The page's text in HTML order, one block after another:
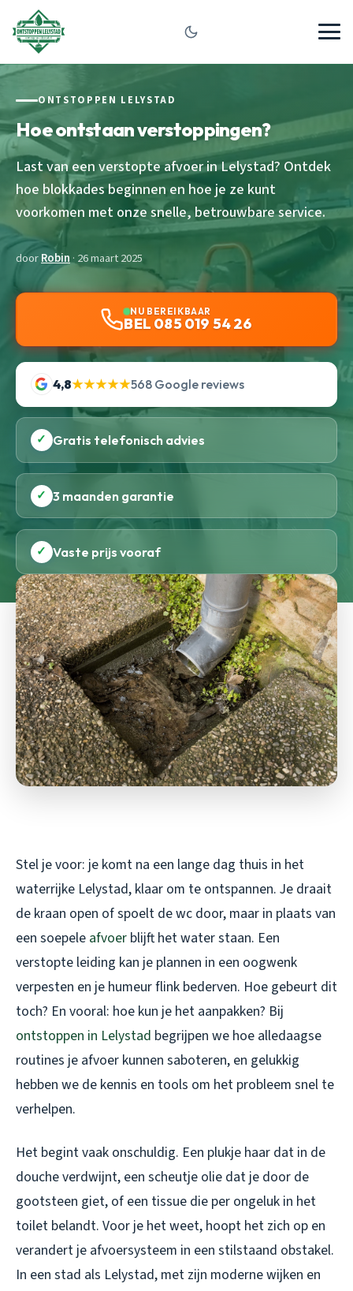
ONTSTOPPEN LELYSTAD
Hoe ontstaan verstoppingen?
Last van een verstopte afvoer in Lelystad? Ontdek
hoe blokkades beginnen en hoe je ze kunt
voorkomen met onze snelle, betrouwbare service.
doorRobin · 26 maart 2025
NU BEREIKBAAR
BEL 085 019 54 26
4,8★★★★★568 Google reviews
✓ Gratis telefonisch advies
✓ 3 maanden garantie
✓ Vaste prijs vooraf
Stel je voor: je komt na een lange dag thuis in het
waterrijke Lelystad, klaar om te ontspannen. Je draait
de kraan open of spoelt de wc door, maar in plaats van
een soepele afvoer blijft het water staan. Een
verstopte leiding kan je plannen in een oogwenk
verpesten en je humeur flink bederven. Hoe gebeurt dit
toch? En vooral: hoe kun je het aanpakken? Bij
ontstoppen in Lelystad begrijpen we hoe alledaagse
routines je afvoer kunnen saboteren, en gelukkig
hebben we de kennis en tools om het probleem snel te
verhelpen.
Het begint vaak onschuldig. Een plukje haar dat in de
douche verdwijnt, een scheutje olie dat je door de
gootsteen giet, of een tissue die per ongeluk in het
toilet belandt. Voor je het weet, hoopt het zich op en
verandert je afvoersysteem in een stilstaand obstakel.
In een stad als Lelystad, met zijn moderne wijken en